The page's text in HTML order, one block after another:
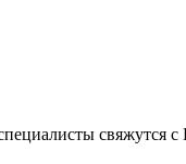
свяжутся